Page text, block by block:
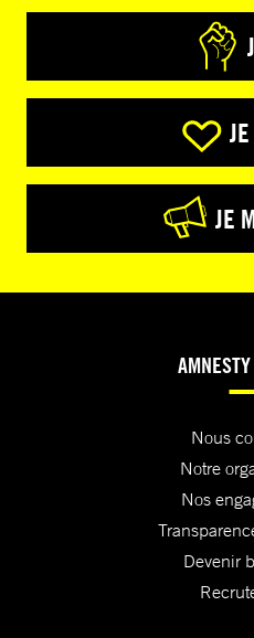
JE
Nous
Notre
Nos
Devenir